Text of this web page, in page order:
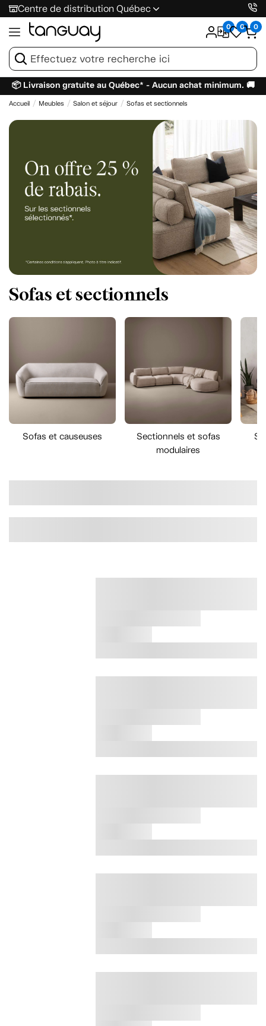
Centre de distribution Québec
0 0 0
📦 Livraison gratuite au Québec* - Aucun achat minimum. 🚚
Accueil Meubles Salon et séjour Sofas et sectionnels
Sofas et sectionnels
Sofas et causeuses
Sectionnels et sofas
modulaires